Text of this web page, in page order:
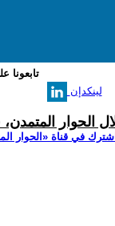
تابعونا
لينكدإن
الحوار
في قناة ‫«الحوار